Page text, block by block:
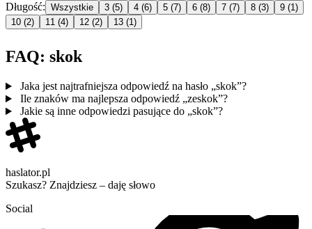
Długość: Wszystkie 3 (5) 4 (6) 5 (7) 6 (8) 7 (7) 8 (3) 9 (1)
10 (2) 11 (4) 12 (2) 13 (1)
FAQ: skok
Jaka jest najtrafniejsza odpowiedź na hasło „skok”?
Ile znaków ma najlepsza odpowiedź „zeskok”?
Jakie są inne odpowiedzi pasujące do „skok”?
haslator.pl
Szukasz? Znajdziesz – daję słowo
Social